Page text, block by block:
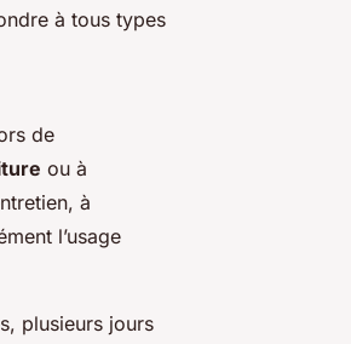
à tous types
de
ou à
à
l’usage
plusieurs jours